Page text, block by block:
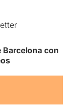
Barcelona con